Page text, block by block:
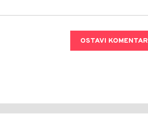
OSTAVI KOMENTAR